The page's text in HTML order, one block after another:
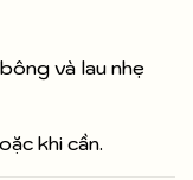
và lau nhẹ
khi cần.